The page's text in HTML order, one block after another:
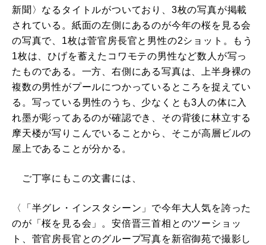
新聞〉なるタイトルがついており、3枚の写真が掲載
されている。紙面の左側にあるのが今年の桜を見る会
の写真で、1枚は菅官房長官と男性の2ショット。もう
1枚は、ひげを蓄えたコワモテの男性など数人が写っ
たものである。一方、右側にある写真は、上半身裸の
複数の男性がプールにつかっているところを捉えてい
る。写っている男性のうち、少なくとも3人の体に入
れ墨が彫ってあるのが確認でき、その背後に林立する
摩天楼が写りこんでいることから、そこが高層ビルの
屋上であることが分かる。
ご丁寧にもこの文書には、
〈「半グレ・インスタシーン」で今年大人気を誇った
のが「桜を見る会」。安倍晋三首相とのツーショッ
ト、菅官房長官とのグループ写真を新宿御苑で撮影し